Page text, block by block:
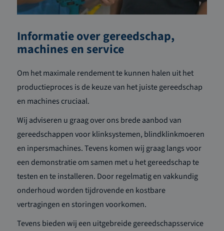
Informatie over gereedschap,
machines en service
Om het maximale rendement te kunnen halen uit het
productieproces is de keuze van het juiste gereedschap
en machines cruciaal.
Wij adviseren u graag over ons brede aanbod van
gereedschappen voor klinksystemen, blindklinkmoeren
en inpersmachines. Tevens komen wij graag langs voor
een demonstratie om samen met u het gereedschap te
testen en te installeren. Door regelmatig en vakkundig
onderhoud worden tijdrovende en kostbare
vertragingen en storingen voorkomen.
Tevens bieden wij een uitgebreide gereedschapsservice